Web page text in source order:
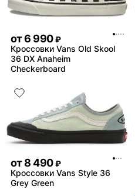
от6 990 ₽
Кроссовки Vans Old Skool
36 DX Anaheim
Checkerboard
от8 490 ₽
Кроссовки Vans Style 36
Grey Green